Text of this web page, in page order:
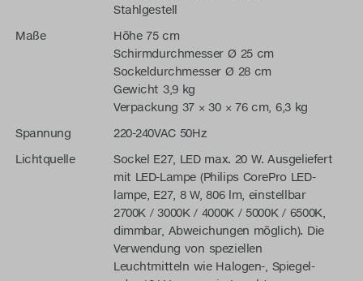
Stahlgestell
Maße
Höhe 75 cm
Schirmdurchmesser Ø 25 cm
Sockeldurchmesser Ø 28 cm
Gewicht 3,9 kg
Verpackung 37 × 30 × 76 cm, 6,3 kg
Spannung
220-240VAC 50Hz
Lichtquelle
Sockel E27, LED max. 20 W. Ausgeliefert
mit LED-Lampe (Philips CorePro LED-
lampe, E27, 8 W, 806 lm, einstellbar
2700K / 3000K / 4000K / 5000K / 6500K,
dimmbar, Abweichungen möglich). Die
Verwendung von speziellen
Leuchtmitteln wie Halogen-, Spiegel-